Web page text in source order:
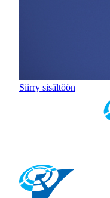
Siirry sisältöön